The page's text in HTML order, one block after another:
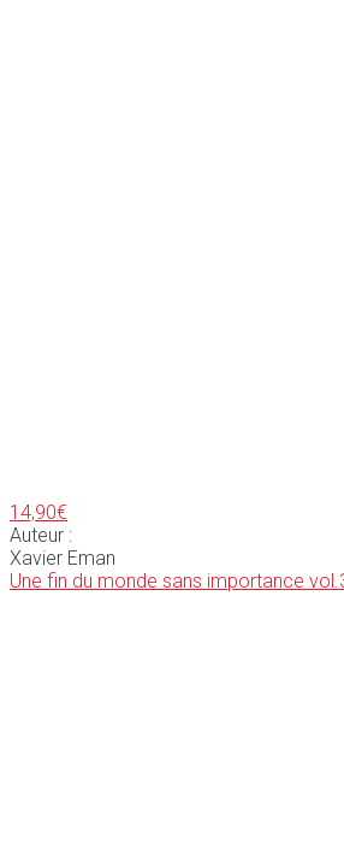
14,90€
Auteur :
Xavier Eman
Une fin du monde sans importance